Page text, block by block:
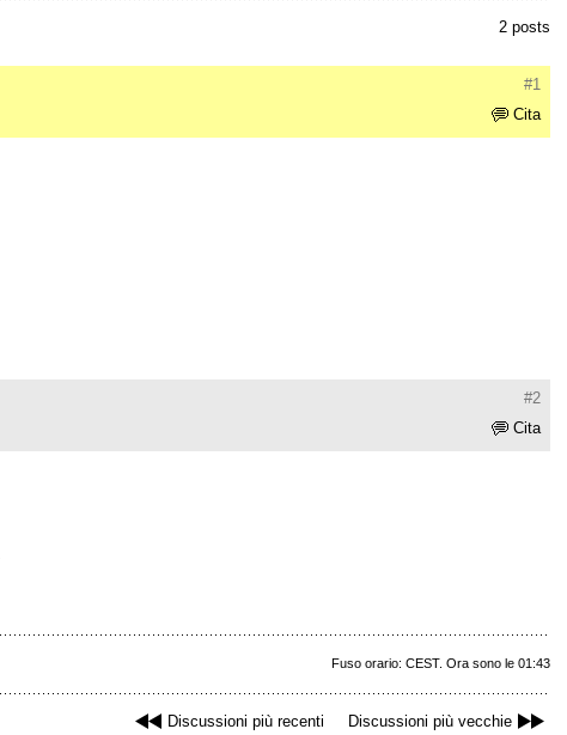
2 posts
#1
Cita
#2
Cita
Fuso orario: CEST. Ora sono le 01:43
Discussioni più recenti Discussioni più vecchie